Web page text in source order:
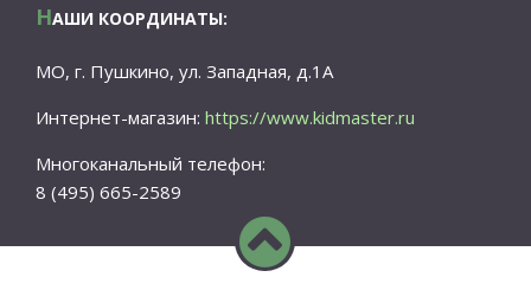
НАШИ КООРДИНАТЫ:
МО, г. Пушкино, ул. Западная, д.1А
Интернет-магазин:https://www.kidmaster.ru
Многоканальный телефон:
8 (495) 665-2589